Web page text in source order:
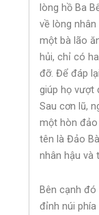
lòng hồ Ba
về lòng
một bà lão
hủi, chỉ có
đỡ. Để đáp
giúp họ vượt
Sau cơn lũ,
một hòn
tên là Đảo
nhân hậu và
Bên cạnh
đỉnh núi phía